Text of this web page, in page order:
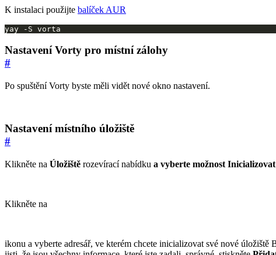
K instalaci použijte balíček AUR
yay -S vorta
Nastavení Vorty pro místní zálohy
#
Po spuštění Vorty byste měli vidět nové okno nastavení.
Nastavení místního úložiště
#
Klikněte na Úložiště rozevírací nabídku a vyberte možnost
Klikněte na
ikonu a vyberte adresář, ve kterém chcete inicializovat své nové